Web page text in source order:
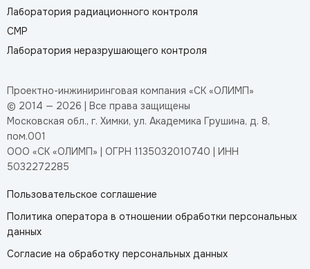
Лаборатория радиационного контроля
СМР
Лаборатория неразрушающего контроля
Проектно-инжиниринговая компания «СК «ОЛИМП»
© 2014 — 2026 | Все права защищены
Московская обл., г. Химки, ул. Академика Грушина, д. 8,
пом.001
ООО «СК «ОЛИМП» | ОГРН 1135032010740 | ИНН
5032272285
Пользовательское соглашение
Политика оператора в отношении обработки персональных
данных
Согласие на обработку персональных данных